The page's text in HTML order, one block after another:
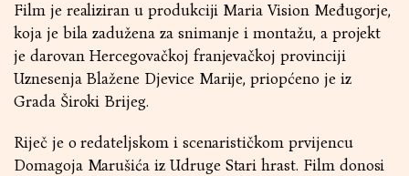
Film je realiziran u produkciji Maria Vision Međugorje,
koja je bila zadužena za snimanje i montažu, a projekt
je darovan Hercegovačkoj franjevačkoj provinciji
Uznesenja Blažene Djevice Marije, priopćeno je iz
Grada Široki Brijeg.
Riječ je o redateljskom i scenarističkom prvijencu
Domagoja Marušića iz Udruge Stari hrast. Film donosi